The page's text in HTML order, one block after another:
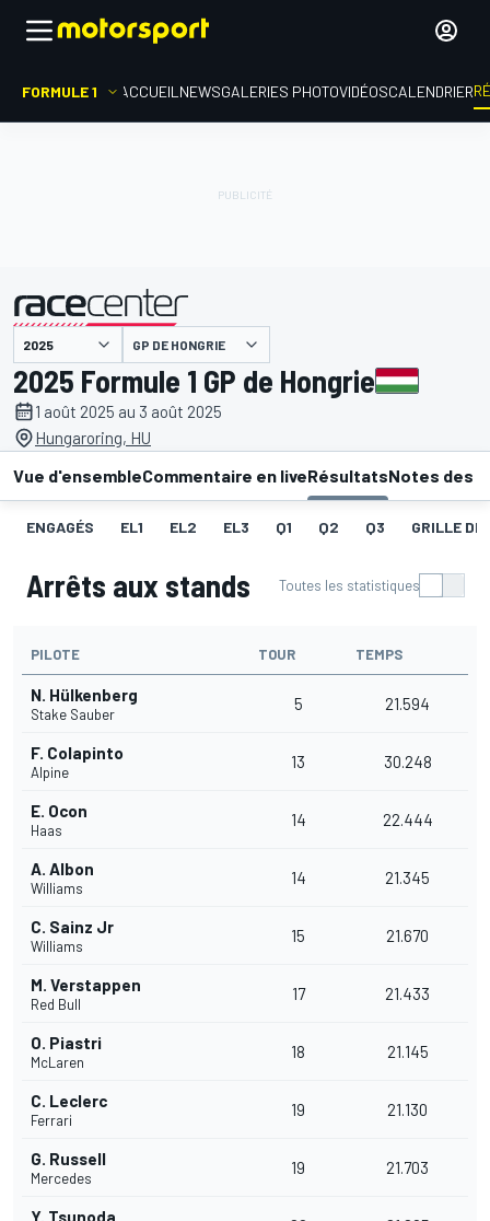
FORMULE 1 ACCUEIL NEWSGALERIES PHOTOVIDÉOSCALENDRIER
présenté par GP DE HONGRIE
2025 Formule 1 GP de Hongrie
1 août 2025 au 3 août 2025
Hungaroring, HU
Vue d'ensembleCommentaire en liveRésultatsNotes des
ENGAGÉS EL1 EL2 EL3 Q1 Q2 Q3 GRILLE DE
Arrêts aux stands Toutes les statistiques
PILOTE TOUR TEMPS
N. Hülkenberg
Stake Sauber
5 21.594
F. Colapinto
Alpine
13 30.248
E. Ocon
Haas
14 22.444
A. Albon
Williams
14 21.345
C. Sainz Jr
Williams
15 21.670
M. Verstappen
Red Bull
17 21.433
O. Piastri
McLaren
18 21.145
C. Leclerc
Ferrari
19 21.130
G. Russell
Mercedes
19 21.703
Y. Tsunoda